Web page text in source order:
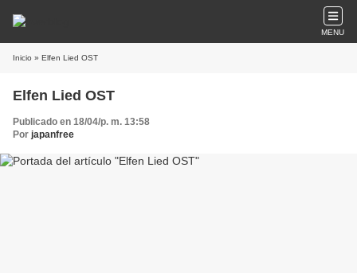
MENU
Inicio » Elfen Lied OST
Elfen Lied OST
Publicado en 18/04/p. m. 13:58
Por japanfree